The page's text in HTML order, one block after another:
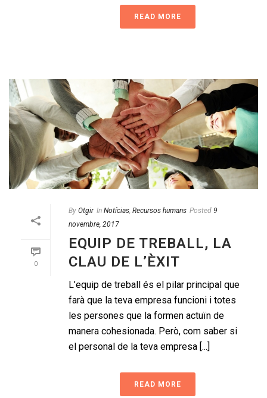
READ MORE
0
By Otgir In Notícias Recursos humans Posted 9
novembre, 2017
EQUIP DE TREBALL, LA
CLAU DE L’ÈXIT
L’equip de treball és el pilar principal que
farà que la teva empresa funcioni i totes
les persones que la formen actuïn de
manera cohesionada. Però, com saber si
el personal de la teva empresa [...]
READ MORE